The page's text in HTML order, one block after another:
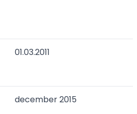
01.03.2011
december 2015